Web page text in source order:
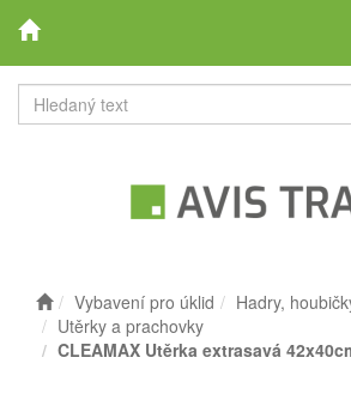
Vybavení pro úklid
Hadry,
Utěrky a prachovky
CLEAMAX Utěrka extrasavá